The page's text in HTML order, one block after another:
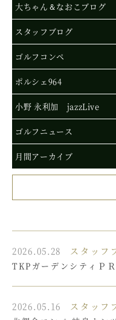
大ちゃん＆なおこブログ
スタッフブログ
ゴルフコンペ
ポルシェ964
小野 永利加 jazzLive
ゴルフニュース
月間アーカイブ
2026.05.28 スタッフ
TKPガーデンシティＰ
2026.05.16 スタッフ